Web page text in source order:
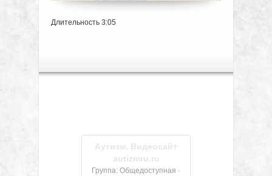
Длительность 3:05
Аутизм. Видеосайт
autizmru.ru
Группа: Общедоступная ·